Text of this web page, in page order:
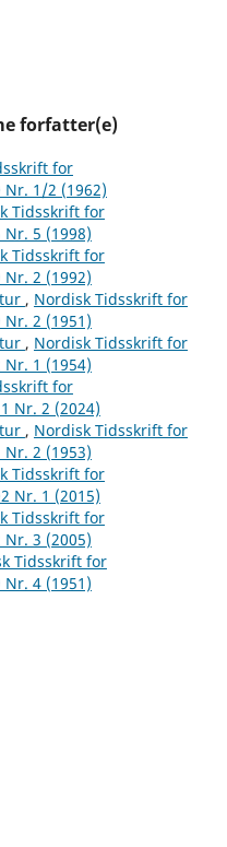
forfatter(e)
for
1/2 (1962)
Tidsskrift for
5 (1998)
Tidsskrift for
2 (1992)
, Nordisk Tidsskrift for
2 (1951)
, Nordisk Tidsskrift for
1 (1954)
for
Nr. 2 (2024)
, Nordisk Tidsskrift for
2 (1953)
Tidsskrift for
Nr. 1 (2015)
Tidsskrift for
3 (2005)
Tidsskrift for
4 (1951)